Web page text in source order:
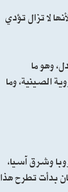
لا تزال تؤدي
وهو ما
الصينية، وما
وشرق آسيا،
بدأت تطرح هذا